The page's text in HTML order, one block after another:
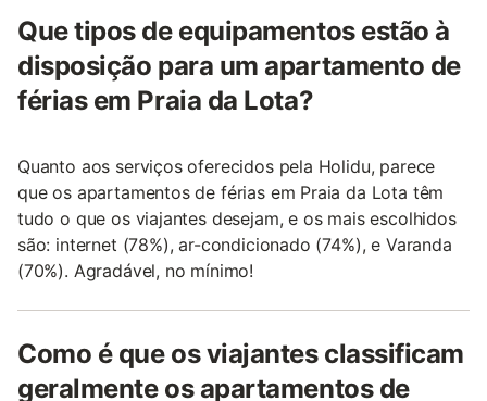
Que tipos de equipamentos estão à
disposição para um apartamento de
férias em Praia da Lota?
Quanto aos serviços oferecidos pela Holidu, parece
que os apartamentos de férias em Praia da Lota têm
tudo o que os viajantes desejam, e os mais escolhidos
são: internet (78%), ar-condicionado (74%), e Varanda
(70%). Agradável, no mínimo!
Como é que os viajantes classificam
geralmente os apartamentos de